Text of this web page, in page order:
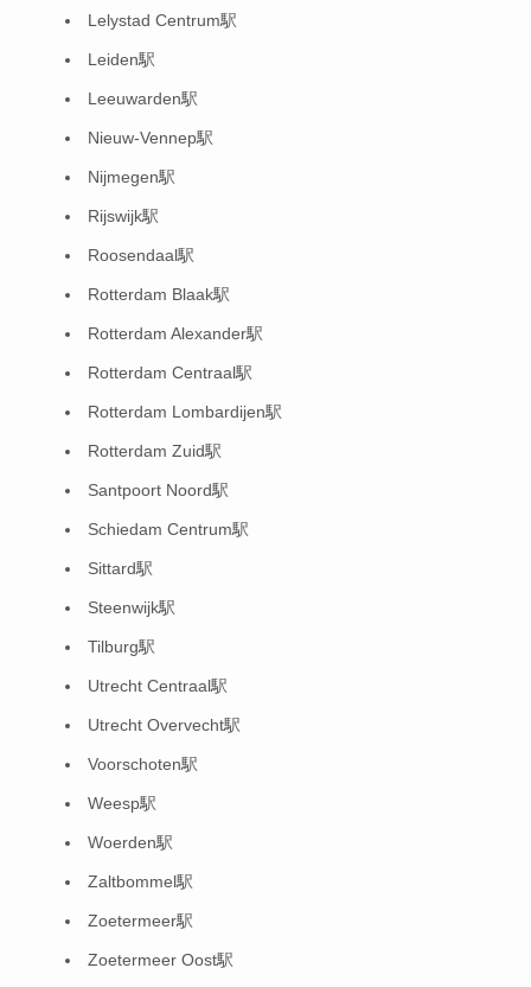
Lelystad Centrum駅
Leiden駅
Leeuwarden駅
Nieuw-Vennep駅
Nijmegen駅
Rijswijk駅
Roosendaal駅
Rotterdam Blaak駅
Rotterdam Alexander駅
Rotterdam Centraal駅
Rotterdam Lombardijen駅
Rotterdam Zuid駅
Santpoort Noord駅
Schiedam Centrum駅
Sittard駅
Steenwijk駅
Tilburg駅
Utrecht Centraal駅
Utrecht Overvecht駅
Voorschoten駅
Weesp駅
Woerden駅
Zaltbommel駅
Zoetermeer駅
Zoetermeer Oost駅